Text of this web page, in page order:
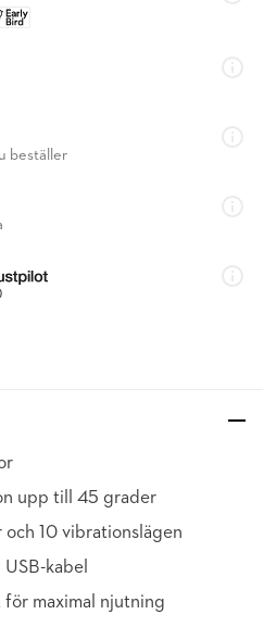
beställer
upp till 45 grader
och 10 vibrationslägen
kabel
maximal njutning